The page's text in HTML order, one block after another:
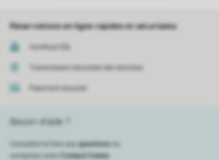
Réservations en ligne rapides et sécurisées
Certificat SSL
Transmission sécurisée des données
Paiement sécurisé
Besoin d’aide ?
Consultez la foire aux questions
contactez notre
Contact Center